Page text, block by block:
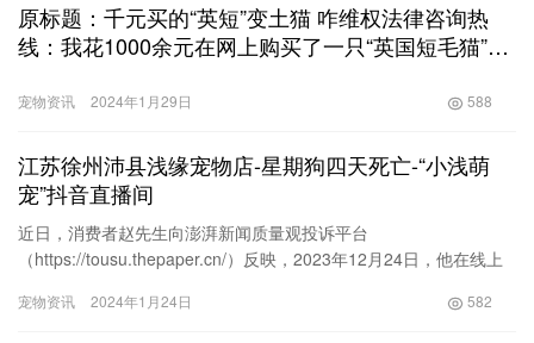
原标题：千元买的“英短”变土猫 咋维权法律咨询热
线：我花1000余元在网上购买了一只“英国短毛猫”
承诺的大不一样，“英短”变成了土猫。请问，我该如
板”，售猫商家瑕疵履约，涉嫌虚假宣传或消费欺诈
行为。《中华人民共和国消费者权益保护法》第四十
五条第一款规定，消费者因经营者利用虚假广告或其
他虚假宣传方式提供商品或服务，其合法权益受到损
害的，可向经营者要求赔偿。因此，你可要求商家退
款，并赔偿物流费等损失。该法第五十五条第一款规
宠物资讯 2024年1月29日 588
江苏徐州沛县浅缘宠物店-星期狗四天死亡-“小浅萌
宠”抖音直播间
近日，消费者赵先生向澎湃新闻质量观投诉平台
（https://tousu.thepaper.cn/）反映，2023年12月24日，他在线上
宠物资讯 2024年1月24日 582